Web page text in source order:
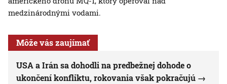
medzinárodnými vodami.
Môže vás zaujímať
USA a Irán sa dohodli na predbežnej dohode o
ukončení konfliktu, rokovania však pokračujú